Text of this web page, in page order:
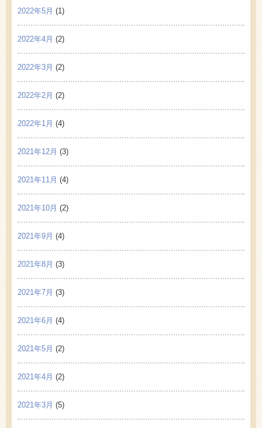
2022年5月 (1)
2022年4月 (2)
2022年3月 (2)
2022年2月 (2)
2022年1月 (4)
2021年12月 (3)
2021年11月 (4)
2021年10月 (2)
2021年9月 (4)
2021年8月 (3)
2021年7月 (3)
2021年6月 (4)
2021年5月 (2)
2021年4月 (2)
2021年3月 (5)